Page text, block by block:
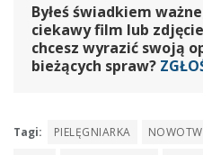
Byłeś świadkiem
ciekawy film lub
chcesz wyrazić swoją
bieżących spraw?
Tagi: PIELĘGNIARKA